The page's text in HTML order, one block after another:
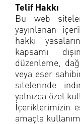
Telif Hakkı
Bu web
yayınlanan
hakkı
kapsamı
düzenleme,
veya eser
sitelerinde
yalnızca özel
İçeriklerimizin
amaçla